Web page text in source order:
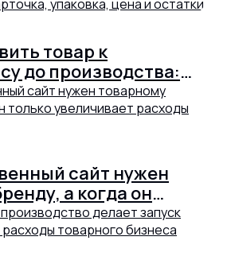
товар к
до производства:
цена и остатки
сайт нужен
а когда он
расходы на